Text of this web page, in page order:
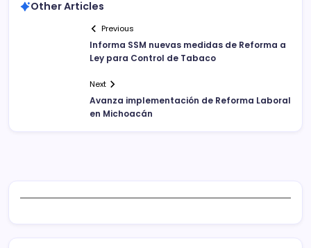
Other Articles
Previous
Informa SSM nuevas medidas de Reforma a
Ley para Control de Tabaco
Next
Avanza implementación de Reforma Laboral
en Michoacán